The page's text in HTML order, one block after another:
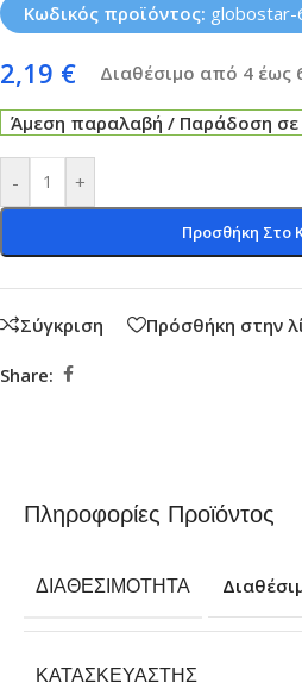
Κωδικός προϊόντος: globostar-
2,19 € Διαθέσιμο από 4 έως
Άμεση παραλαβή / Παράδοση σε
- +
Προσθήκη Στο
Σύγκριση Πρόσθήκη στην
Share:
Πληροφορίες Προϊόντος
ΔΙΑΘΕΣΙΜΌΤΗΤΑ
ΚΑΤΑΣΚΕΥΑΣΤΉΣ